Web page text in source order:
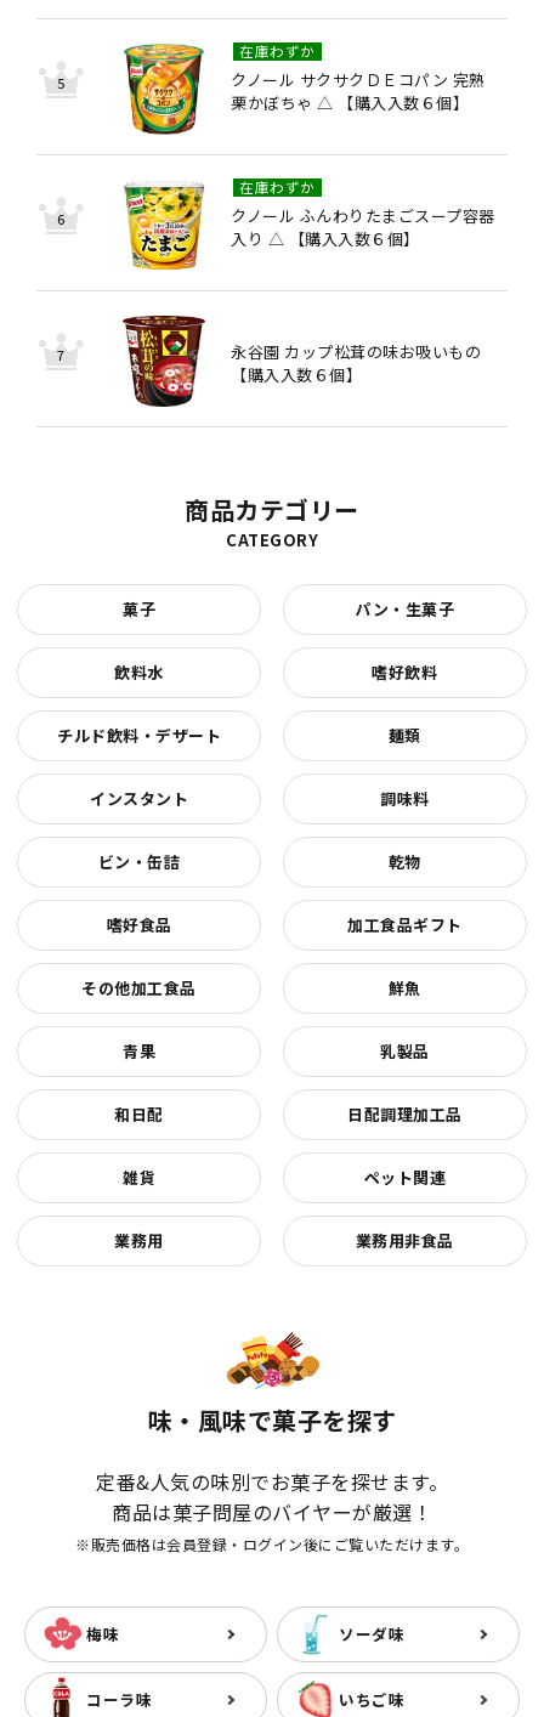
クノール サクサクＤＥコパン 完熟
栗かぼちゃ △ 【購入入数６個】
在庫わずか
クノール ふんわりたまごスープ容器
入り △ 【購入入数６個】
在庫わずか
永谷園 カップ松茸の味お吸いもの
【購入入数６個】
商品カテゴリー
CATEGORY
菓子 パン・生菓子
飲料水 嗜好飲料
チルド飲料・デザート 麺類
インスタント 調味料
ビン・缶詰 乾物
嗜好食品 加工食品ギフト
その他加工食品 鮮魚
青果 乳製品
和日配 日配調理加工品
雑貨 ペット関連
業務用 業務用非食品
味・風味で菓子を探す
定番&人気の味別でお菓子を探せます。
商品は菓子問屋のバイヤーが厳選！
※販売価格は会員登録・ログイン後にご覧いただけます。
梅味 ソーダ味
コーラ味 いちご味